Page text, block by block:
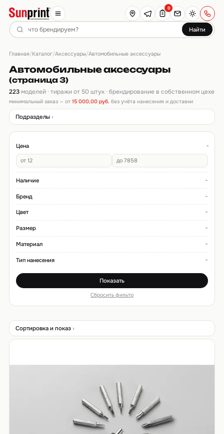
Найти
0
Главная/Каталог/Аксессуары/Автомобильные аксессуары
Автомобильные аксессуары
(страница 3)
223моделей · тиражи от 50 штук · брендирование в собственном цехе
минимальный заказ — от 15 000,00 руб. без учёта нанесения и доставки
Подразделы
Сортировка и показ
Цена
Наличие
Бренд
Цвет
Размер
Материал
Тип нанесения
Показать
Сбросить фильтр